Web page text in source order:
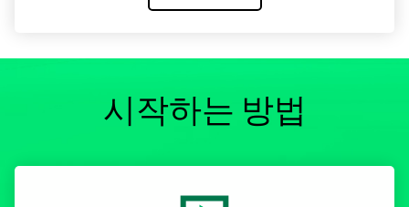
시작하는 방법